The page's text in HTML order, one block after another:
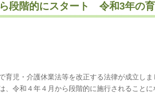
段階的にスタート 令和3年の
育児・介護休業法等を改正する法律が成立しま
、令和４年４月から段階的に施行されること